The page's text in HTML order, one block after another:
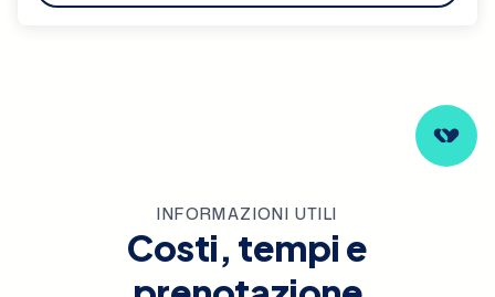
INFORMAZIONI UTILI
Costi, tempi e